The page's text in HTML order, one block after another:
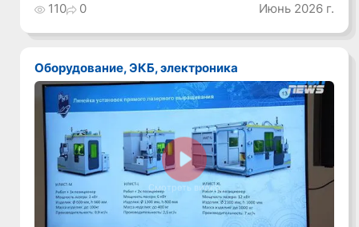
110 0 Июнь 2026 г.
Оборудование, ЭКБ, электроника
Смотреть видео